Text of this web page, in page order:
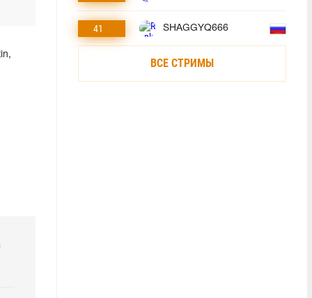
41 SHAGGYQ666
ВСЕ СТРИМЫ